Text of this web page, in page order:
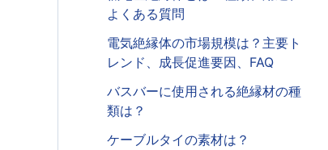
よくある質問
電気絶縁体の市場規模は？主要ト
レンド、成長促進要因、FAQ
バスバーに使用される絶縁材の種
類は？
ケーブルタイの素材は？